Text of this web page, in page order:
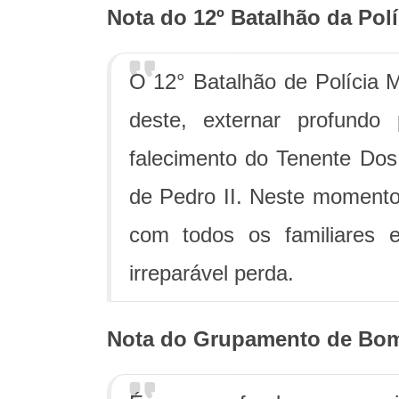
Nota do 12º Batalhão da
O 12° Batalhão de Polícia
deste, externar
falecimento do Tenente
de Pedro II. Neste
com todos os familiares
irreparável perda.
Nota do Grupamento de